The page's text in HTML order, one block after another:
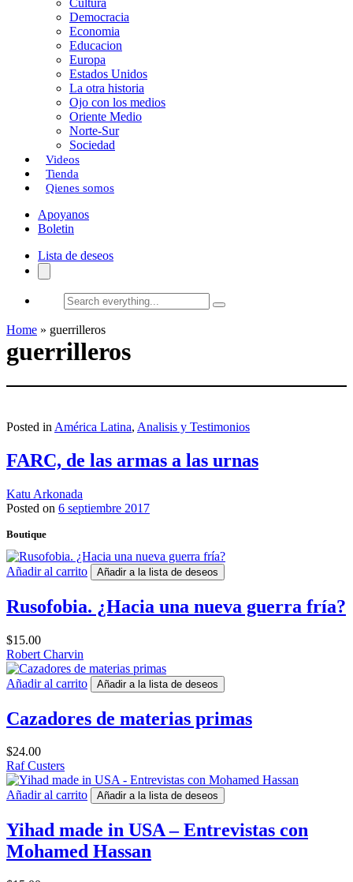
Cultura
Democracia
Economia
Educacion
Europa
Estados Unidos
La otra historia
Ojo con los medios
Oriente Medio
Norte-Sur
Sociedad
Videos
Tienda
Qienes somos
Apoyanos
Boletin
Lista de deseos
Search
everything...
Home » guerrilleros
guerrilleros
Posted in América Latina, Analisis y Testimonios
FARC, de las armas a las urnas
Katu Arkonada
Posted on 6 septiembre 2017
Boutique
Añadir al carrito Añadir a la lista de deseos
Rusofobia. ¿Hacia una nueva guerra fría?
$15.00
Robert Charvin
Añadir al carrito Añadir a la lista de deseos
Cazadores de materias primas
$24.00
Raf Custers
Añadir al carrito Añadir a la lista de deseos
Yihad made in USA – Entrevistas con
Mohamed Hassan